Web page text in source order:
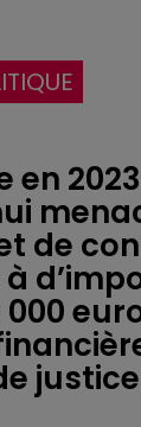
en
de
000